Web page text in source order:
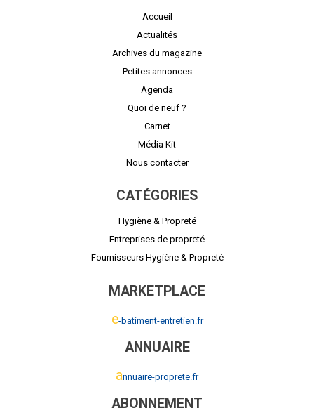
Accueil
Actualités
Archives du magazine
Petites annonces
Agenda
Quoi de neuf ?
Carnet
Média Kit
Nous contacter
CATÉGORIES
Hygiène & Propreté
Entreprises de propreté
Fournisseurs Hygiène & Propreté
MARKETPLACE
e-batiment-entretien.fr
ANNUAIRE
annuaire-proprete.fr
ABONNEMENT